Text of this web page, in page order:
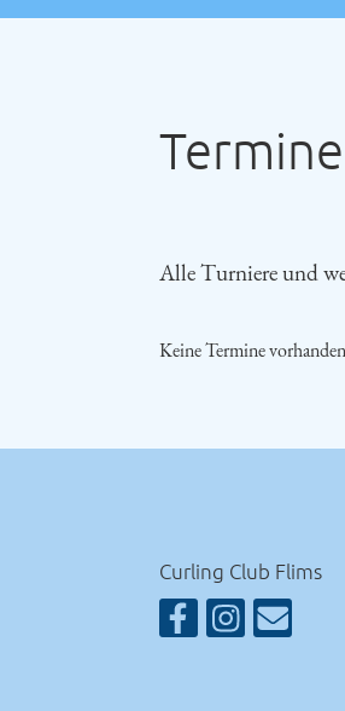
Termine
Alle Turniere und
Keine Termine
Curling Club Flims